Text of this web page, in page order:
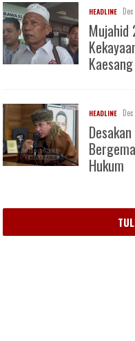
HEADLINE
Mujahid
HEADLINE
Hukum